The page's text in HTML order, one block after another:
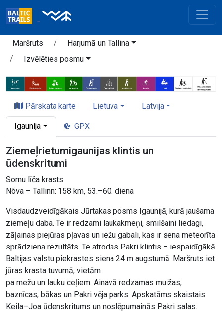
Maršruts
Harjumā un Tallina
Izvēlēties posmu
Pārskata karte Lietuva Latvija
Igaunija GPX
Ziemeļrietumigaunijas klintis un
ūdenskritumi
Somu līča krasts
Nõva – Tallinn: 158 km, 53.–60. diena
Visdaudzveidīgākais Jūrtakas posms Igaunijā, kurā jaušama
ziemeļu daba. Te ir redzami laukakmeņi, smilšaini liedagi,
zāļainas piejūras pļavas un iežu gabali, kas ir sena meteorīta
sprādziena rezultāts. Te atrodas Pakri klintis – iespaidīgākā
Baltijas valstu piekrastes siena 24 m augstumā. Maršruts iet
jūras krasta tuvumā, vietām
pa mežu un lauku ceļiem. Ainavā redzamas muižas,
baznīcas, bākas un Pakri vēja parks. Apskatāms skaistais
Keila–Joa ūdenskritums un noslēpumainās Pakri salas.